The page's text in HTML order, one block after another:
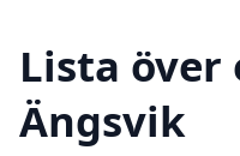
Lista över
Ängsvik